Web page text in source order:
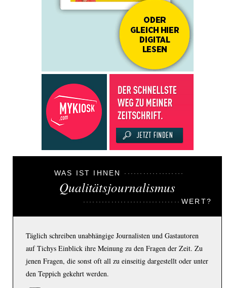
WAS IST IHNEN
Qualitätsjournalismus
WERT?
Täglich schreiben unabhängige Journalisten und Gastautoren
auf Tichys Einblick ihre Meinung zu den Fragen der Zeit. Zu
jenen Fragen, die sonst oft all zu einseitig dargestellt oder unter
den Teppich gekehrt werden.